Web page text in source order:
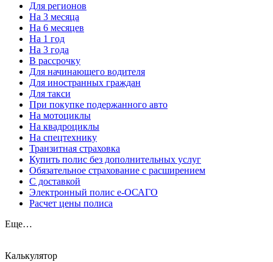
Для регионов
На 3 месяца
На 6 месяцев
На 1 год
На 3 года
В рассрочку
Для начинающего водителя
Для иностранных граждан
Для такси
При покупке подержанного авто
На мотоциклы
На квадроциклы
На спецтехнику
Транзитная страховка
Купить полис без дополнительных услуг
Обязательное страхование с расширением
С доставкой
Электронный полис е-ОСАГО
Расчет цены полиса
Еще…
Калькулятор